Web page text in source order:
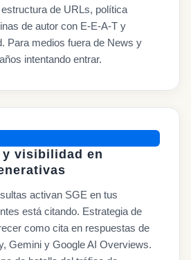
de URLs, política
de autor con E-E-A-T y
Para medios fuera de News y
intentando entrar.
y visibilidad en
activan SGE en tus
está citando. Estrategia de
como cita en respuestas de
Gemini y Google AI Overviews.